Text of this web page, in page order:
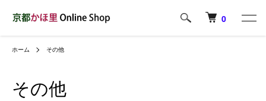
0
ホーム その他
その他